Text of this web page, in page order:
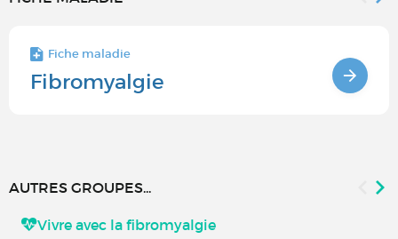
Fiche maladie
Fibromyalgie
AUTRES GROUPES...
Vivre avec la fibromyalgie